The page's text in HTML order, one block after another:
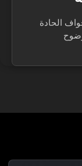
الحادة